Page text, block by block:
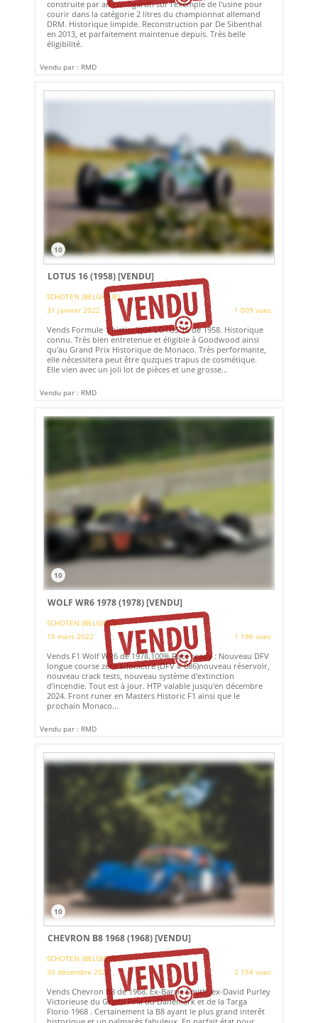
construite par an Lundgardh sur l'exemple de l'usine pour
courir dans la catégorie 2 litres du championnat allemand
DRM. Historique limpide. Reconstruction par De Sibenthal
en 2013, et parfaitement maintenue depuis. Très belle
éligibilité.
Vendu par : RMD
10
LOTUS 16 (1958)[VENDU]
SCHOTEN (BELGIQUE)
31 janvier 2022
1 009 vues
Vends Formule 1 histiorique LOTUS 16 de 1958. Historique
connu. Très bien entretenue et éligible à Goodwood ainsi
qu'au Grand Prix Historique de Monaco. Très performante,
elle nécessitera peut être quzques trapus de cosmétique.
Elle vien avec un joli lot de pièces et une grosse...
Vendu par : RMD
10
WOLF WR6 1978 (1978)[VENDU]
SCHOTEN (BELGIQUE)
15 mars 2022
1 196 vues
Vends F1 Wolf WR6 de 1978.100% Race ready : Nouveau DFV
longue course zéro kilomètre (DFV # 086)nouveau réservoir,
nouveau crack tests, nouveau système d'extinction
d'incendie. Tout est à jour. HTP valable jusqu'en décembre
2024. Front runer en Masters Historic F1 ainsi que le
prochain Monaco...
Vendu par : RMD
10
CHEVRON B8 1968 (1968)[VENDU]
SCHOTEN (BELGIQUE)
30 décembre 2021
2 154 vues
Vends Chevron B8 de 1968. Ex-Barrie Smith, ex-David Purley
Victorieuse du Grand Prix du Danemark et de la Targa
Florio 1968 . Certainement la B8 ayant le plus grand interêt